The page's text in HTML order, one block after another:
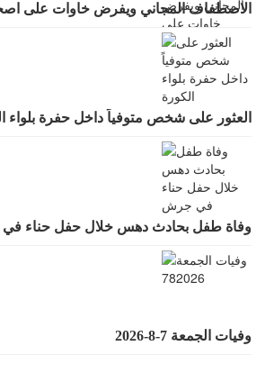
الاصطفاف المجاني ويفرض خاوات على
واسع لقرار يطرد الاستثمار
العثور على شخص متوفياً داخل حفرة بلواء
وفاة طفل بحادث دهس خلال حفل حناء
وفيات الجمعة 7-8-2026